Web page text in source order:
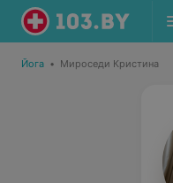
Йога • Мироседи Кристина